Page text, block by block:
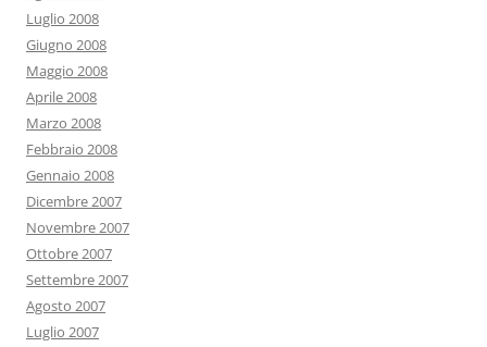
Luglio 2008
Giugno 2008
Maggio 2008
Aprile 2008
Marzo 2008
Febbraio 2008
Gennaio 2008
Dicembre 2007
Novembre 2007
Ottobre 2007
Settembre 2007
Agosto 2007
Luglio 2007